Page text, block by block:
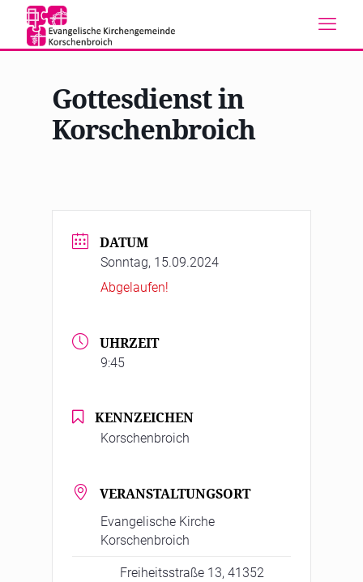
Gottesdienst in
Korschenbroich
DATUM
Sonntag, 15.09.2024
Abgelaufen!
UHRZEIT
9:45
KENNZEICHEN
Korschenbroich
VERANSTALTUNGSORT
Evangelische Kirche
Korschenbroich
Freiheitsstraße 13, 41352